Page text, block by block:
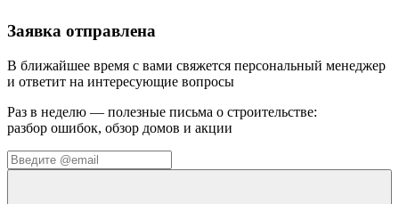
Заявка отправлена
В ближайшее время с вами свяжется персональный менеджер
и ответит на интересующие вопросы
Раз в неделю — полезные письма о строительстве:
разбор ошибок, обзор домов и акции